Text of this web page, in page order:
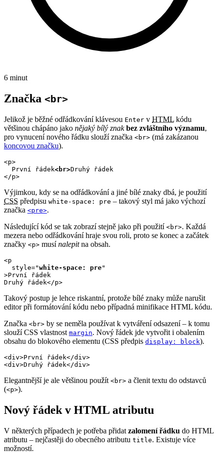
6 minut
Značka <br>
Jelikož je běžné odřádkování klávesou Enter v HTML kódu
většinou chápáno jako nějaký bílý znak bez zvláštního významu,
pro vynucení nového řádku slouží značka <br> (má zakázanou
koncovou značku).
<p>
  První řádek
<br>Druhý řádek
</p>
Výjimkou, kdy se na odřádkování a jiné bílé znaky dbá, je použití
CSS předpisu white-space: pre – takový styl má jako výchozí
značka <pre>.
Následující kód se tak zobrazí stejně jako při použití <br>. Každá
mezera nebo odřádkování hraje svou roli, proto se konec a začátek
značky <p> musínalepitna obsah.
<p
  style="
white-space: pre
>První řádek
Druhý řádek</p>
Takový postup je lehce riskantní, protože bílé znaky může narušit
editor při formátování kódu nebo případná minifikace HTML kódu.
Značka <br> by se neměla používat k vytváření odsazení – k tomu
slouží CSS vlastnost margin. Nový řádek jde vytvořit i obalením
obsahu do blokového elementu (CSS předpis display: block).
<div>První řádek</div>
<div>Druhý řádek</div>
Elegantnější je ale většinou použít <br> a členit textu do odstavců
(<p>).
Nový řádek v HTML atributu
V některých případech je potřeba přidat zalomení řádku do HTML
atributu – nejčastěji do obecného atributu title. Existuje více
možností.